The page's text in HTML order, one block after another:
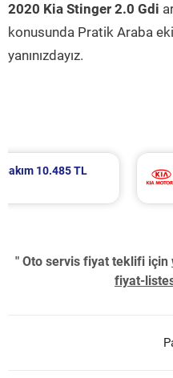
2020 Kia Stinger 2.0 Gdi
konusunda Pratik Araba
yanınızdayız.
Kia K2700
2009
" Oto servis fiyat teklifi için
fiyat-